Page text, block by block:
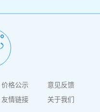
价格公示
意见反馈
友情链接 关于我们